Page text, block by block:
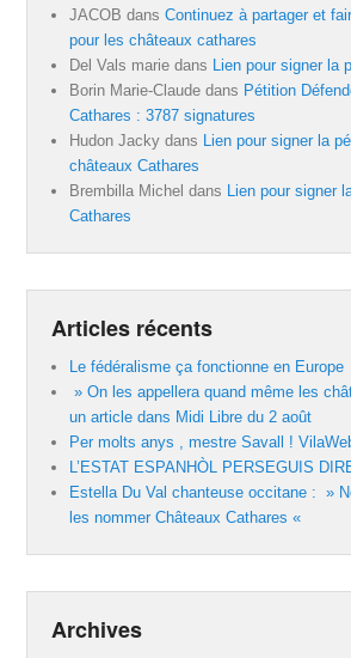
JACOB dansContinuez à partager et
pour les châteaux cathares
Del Vals marie dans Lien pour signer la
Borin Marie-Claude dans Pétition
Cathares : 3787 signatures
Hudon Jacky dans Lien pour signer la
châteaux Cathares
Brembilla Michel dans Lien pour signer
Cathares
Articles récents
Le fédéralisme ça fonctionne en Europe
» On les appellera quand même les
un article dans Midi Libre du 2 août
Per molts anys , mestre Savall !
L’ESTAT ESPANHÒL PERSEGUIS
Estella Du Val chanteuse occitane : »
les nommer Châteaux Cathares «
Archives